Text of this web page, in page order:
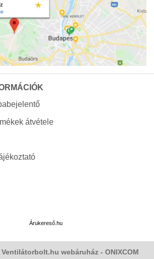
átvétele
Árukereső.hu
Ventilátorbolt.hu webáruház - ONIXCOM